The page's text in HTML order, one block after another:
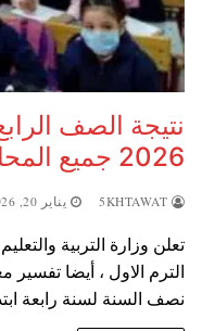
نتيجة الصف
2026 جميع المحافظات بالتفصيل
يناير 20, 2026
الترم الاول ، أيضا تفسير
نصف السنة لسنة رابعة